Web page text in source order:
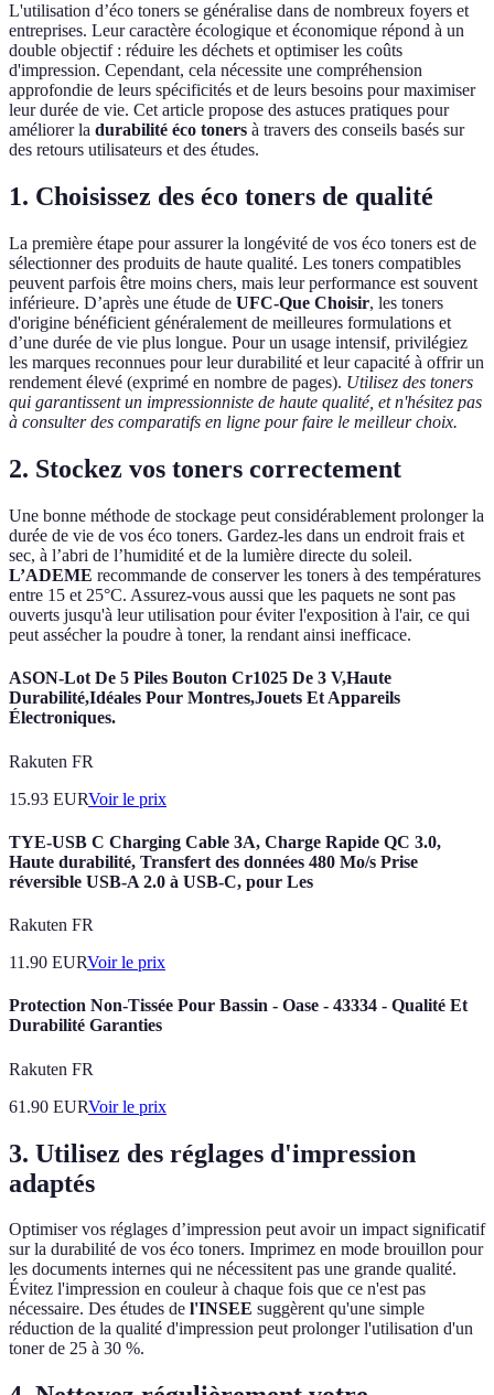
L'utilisation d’éco toners se généralise dans de nombreux foyers et
entreprises. Leur caractère écologique et économique répond à un
double objectif : réduire les déchets et optimiser les coûts
d'impression. Cependant, cela nécessite une compréhension
approfondie de leurs spécificités et de leurs besoins pour maximiser
leur durée de vie. Cet article propose des astuces pratiques pour
améliorer la durabilité éco toners à travers des conseils basés sur
des retours utilisateurs et des études.
1. Choisissez des éco toners de qualité
La première étape pour assurer la longévité de vos éco toners est de
sélectionner des produits de haute qualité. Les toners compatibles
peuvent parfois être moins chers, mais leur performance est souvent
inférieure. D’après une étude de UFC-Que Choisir, les toners
d'origine bénéficient généralement de meilleures formulations et
d’une durée de vie plus longue. Pour un usage intensif, privilégiez
les marques reconnues pour leur durabilité et leur capacité à offrir un
rendement élevé (exprimé en nombre de pages). Utilisez des toners
qui garantissent un impressionniste de haute qualité, et n'hésitez pas
à consulter des comparatifs en ligne pour faire le meilleur choix.
2. Stockez vos toners correctement
Une bonne méthode de stockage peut considérablement prolonger la
durée de vie de vos éco toners. Gardez-les dans un endroit frais et
sec, à l’abri de l’humidité et de la lumière directe du soleil.
L’ADEME recommande de conserver les toners à des températures
entre 15 et 25°C. Assurez-vous aussi que les paquets ne sont pas
ouverts jusqu'à leur utilisation pour éviter l'exposition à l'air, ce qui
peut assécher la poudre à toner, la rendant ainsi inefficace.
ASON-Lot De 5 Piles Bouton Cr1025 De 3 V,Haute
Durabilité,Idéales Pour Montres,Jouets Et Appareils
Électroniques.
Rakuten FR
15.93 EURVoir le prix
TYE-USB C Charging Cable 3A, Charge Rapide QC 3.0,
Haute durabilité, Transfert des données 480 Mo/s Prise
réversible USB-A 2.0 à USB-C, pour Les
Rakuten FR
11.90 EURVoir le prix
Protection Non-Tissée Pour Bassin - Oase - 43334 - Qualité Et
Durabilité Garanties
Rakuten FR
61.90 EURVoir le prix
3. Utilisez des réglages d'impression
adaptés
Optimiser vos réglages d’impression peut avoir un impact significatif
sur la durabilité de vos éco toners. Imprimez en mode brouillon pour
les documents internes qui ne nécessitent pas une grande qualité.
Évitez l'impression en couleur à chaque fois que ce n'est pas
nécessaire. Des études de l'INSEE suggèrent qu'une simple
réduction de la qualité d'impression peut prolonger l'utilisation d'un
toner de 25 à 30 %.